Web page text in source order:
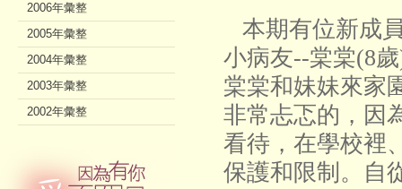
本期有位新成
小病友--棠棠(8
棠棠和妹妹來家
非常忐忑的，因
看待，在學校裡
保護和限制。自
2006年彙整
2005年彙整
2004年彙整
2003年彙整
2002年彙整